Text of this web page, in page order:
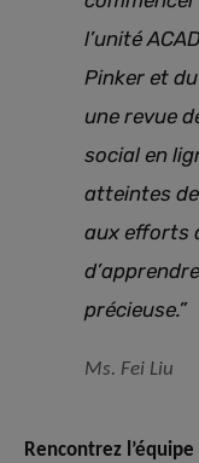
l’unité
Pinker et
une revue
social en
atteintes
aux efforts
précieuse.”
Ms. Fei Liu
Rencontrez l’équipe